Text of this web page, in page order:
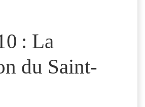
: La
du Saint-